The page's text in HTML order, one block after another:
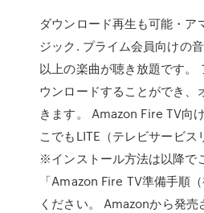
ダウンロード再生も可能・ア
ジック. プライム会員向けの
以上の楽曲が聴き放題です。
ウンロードすることができ、
きます。 Amazon Fire TV向
こでもLITE（テレビサービス
※インストール方法は以降で
「Amazon Fire TV準備手順
ください。 Amazonから発売